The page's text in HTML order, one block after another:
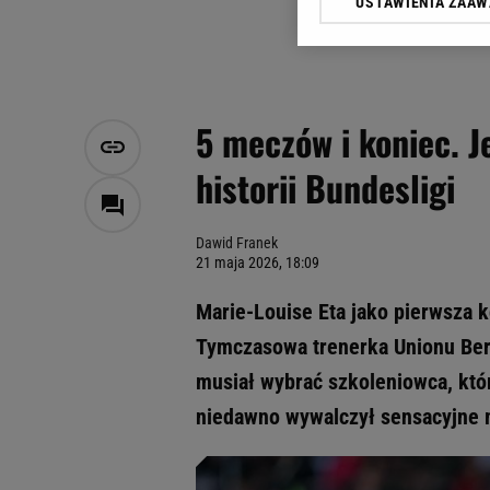
5 meczów i koniec.
historii Bundesligi
Dawid Franek
21 maja 2026, 18:09
Marie-Louise Eta jako pierwsza
Tymczasowa trenerka Unionu
musiał wybrać szkoleniowca,
niedawno wywalczył
Klikając „Akceptuję”
Zaufanych Partnerów i
My, nasi Zaufani
Użycie dokładnych
Przechowywanie